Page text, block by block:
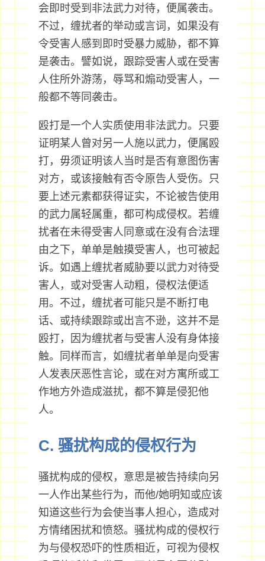
会即时受到非法武力对待，便属袭击。
不过，缠扰者的举动或言词，如果没有
令受害人感到即时受暴力威胁，都不算
是袭击。譬如说，跟踪受害人或在受害
人住所外游荡，辱骂和煽动受害人，一
般都不等同袭击。
殴打是一个人实质使用非法武力。只要
证明某人曾对另一人施以武力，便属殴
打，毋须证明该人当时是否有意图伤害
对方，或该接触有否令原告人受伤。只
要上述元素都获得证实，不论被告使用
的武力属轻属重，都可构成侵权。若缠
扰者在未得受害人同意或在没有合法理
由之下，单单是触摸受害人，也可被起
诉。如遇上缠扰者威胁要以武力对待受
害人，或对受害人动粗，侵权法便适
用。不过，缠扰者可能只是不断打电
话、或持续跟踪或出言不逊，这并不是
殴打，因为缠扰者与受害人没有身体接
触。同样而言，如缠扰者单单是向受害
人发表厌恶性言论，或在对方寓所或工
作地方外造成滋扰，都不算是侵犯他
人。
C. 骚扰构成的侵权行为
骚扰构成的侵权，意思是被告持续向另
一人作出某些行为，而他/她明知或应该
知道这些行为会使当事人担心，造成对
方情绪困扰和愤怒。骚扰构成的侵权行
为与侵权恐吓的性质相近，可视为侵权